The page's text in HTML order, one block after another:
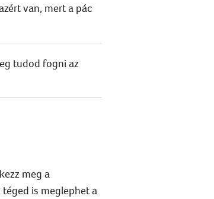
van, mert a pác
tudod fogni az
meg a
is meglephet a